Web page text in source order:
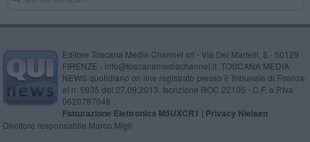
Editore Toscana Media Channel srl - Via Dei Martelli, 8 - 50129
FIRENZE - info@toscanamediachannel.it. TOSCANA MEDIA
NEWS quotidiano on line registrato presso il Tribunale di Firenze
al n. 5935 del 27.09.2013. Iscrizione ROC 22105 - C.F. e P.Iva
0620787048
Fatturazione Elettronica M5UXCR1 | Privacy Nielsen
Direttore responsabile Marco Migli